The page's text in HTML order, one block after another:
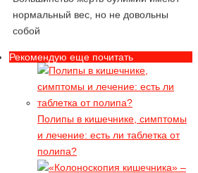
нормальный вес, но не довольны
собой
съешь себя... Видео
Как съесть себя заживо
Алла Пугачева и ее диета с
активированным углем. Видео в
конце статьи
А худела ли Алла с помощью
активированного угля?
Рекомендую еще почитать
Полипы в кишечнике, симптомы
и лечение: есть ли таблетка от
полипа?